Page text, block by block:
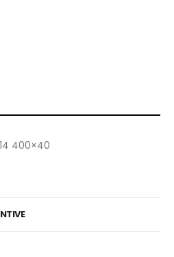
400×40